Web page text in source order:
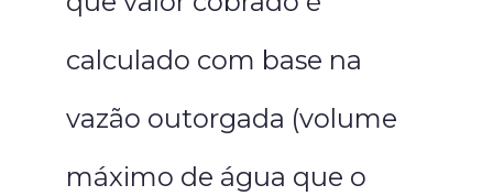
calculado com base na
vazão outorgada (volume
máximo de água que o